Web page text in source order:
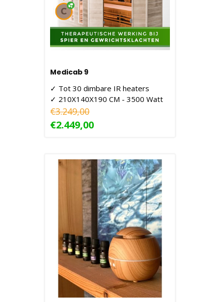
Medicab 9
✓ Tot 30 dimbare IR heaters
✓ 210X140X190 CM - 3500 Watt
€3.249,00
€2.449,00